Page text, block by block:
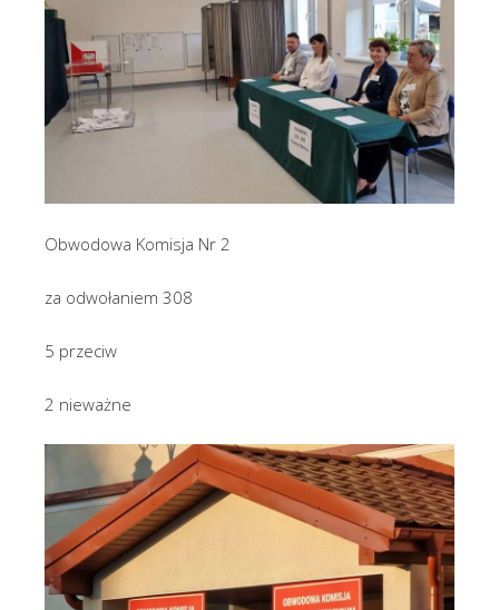
Obwodowa Komisja Nr 2
za odwołaniem 308
5 przeciw
2 nieważne